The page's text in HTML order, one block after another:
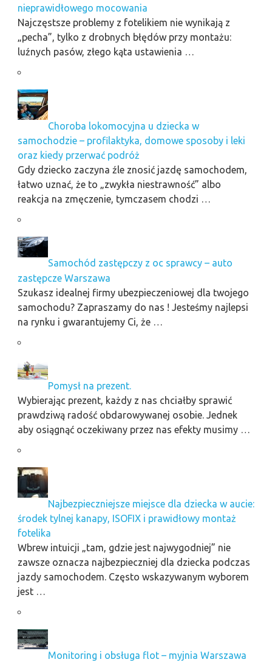
nieprawidłowego mocowania
Najczęstsze problemy z fotelikiem nie wynikają z
„pecha”, tylko z drobnych błędów przy montażu:
luźnych pasów, złego kąta ustawienia …
Choroba lokomocyjna u dziecka w
samochodzie – profilaktyka, domowe sposoby i leki
oraz kiedy przerwać podróż
Gdy dziecko zaczyna źle znosić jazdę samochodem,
łatwo uznać, że to „zwykła niestrawność” albo
reakcja na zmęczenie, tymczasem chodzi …
Samochód zastępczy z oc sprawcy – auto
zastępcze Warszawa
Szukasz idealnej firmy ubezpieczeniowej dla twojego
samochodu? Zapraszamy do nas ! Jesteśmy najlepsi
na rynku i gwarantujemy Ci, że …
Pomysł na prezent.
Wybierając prezent, każdy z nas chciałby sprawić
prawdziwą radość obdarowywanej osobie. Jednek
aby osiągnąć oczekiwany przez nas efekty musimy …
Najbezpieczniejsze miejsce dla dziecka w aucie:
środek tylnej kanapy, ISOFIX i prawidłowy montaż
fotelika
Wbrew intuicji „tam, gdzie jest najwygodniej” nie
zawsze oznacza najbezpieczniej dla dziecka podczas
jazdy samochodem. Często wskazywanym wyborem
jest …
Monitoring i obsługa flot – myjnia Warszawa